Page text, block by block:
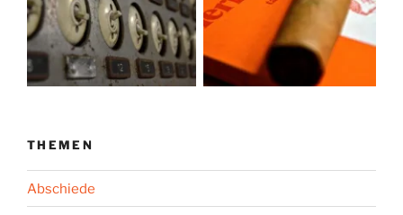
THEMEN
Abschiede